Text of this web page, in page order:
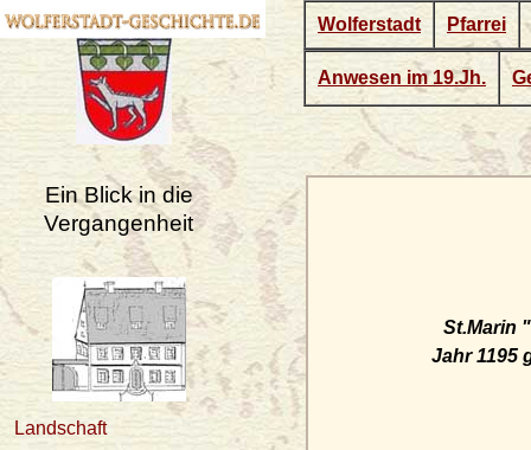
St.Marin
Jahr 1195
Wolferstadt Pfarrei
Anwesen im 19.Jh.
Ein Blick in die
Vergangenheit
Landschaft